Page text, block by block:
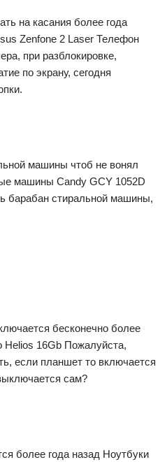
на касания более года
Zenfone 2 Laser Телефон
при разблокировке,
по экрану, сегодня
машины чтоб не вонял
машины Candy GCY 1052D
барабан стиральной машины,
бесконечно более
16Gb Пожалуйста,
если планшет то включается
сам?
более года назад Ноутбуки